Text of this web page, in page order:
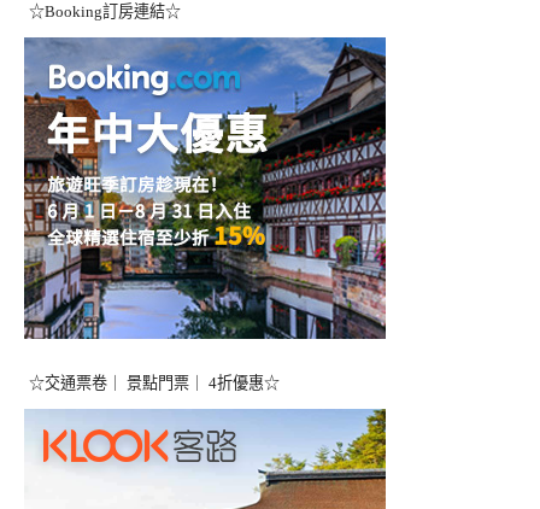
☆Booking訂房連結☆
☆交通票卷｜ 景點門票｜ 4折優惠☆